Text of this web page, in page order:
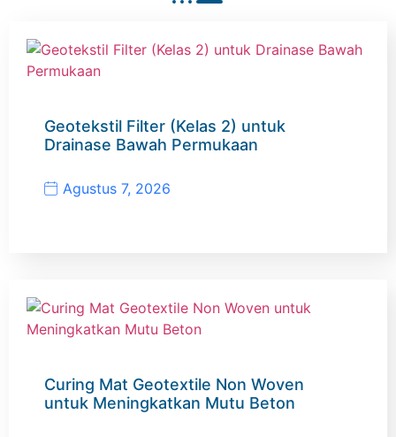
Geotekstil Filter (Kelas 2) untuk
Drainase Bawah Permukaan
Agustus 7, 2026
Curing Mat Geotextile Non Woven
untuk Meningkatkan Mutu Beton